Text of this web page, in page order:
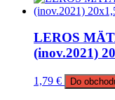
LEROS
(inov.2021)
1,79 € Do